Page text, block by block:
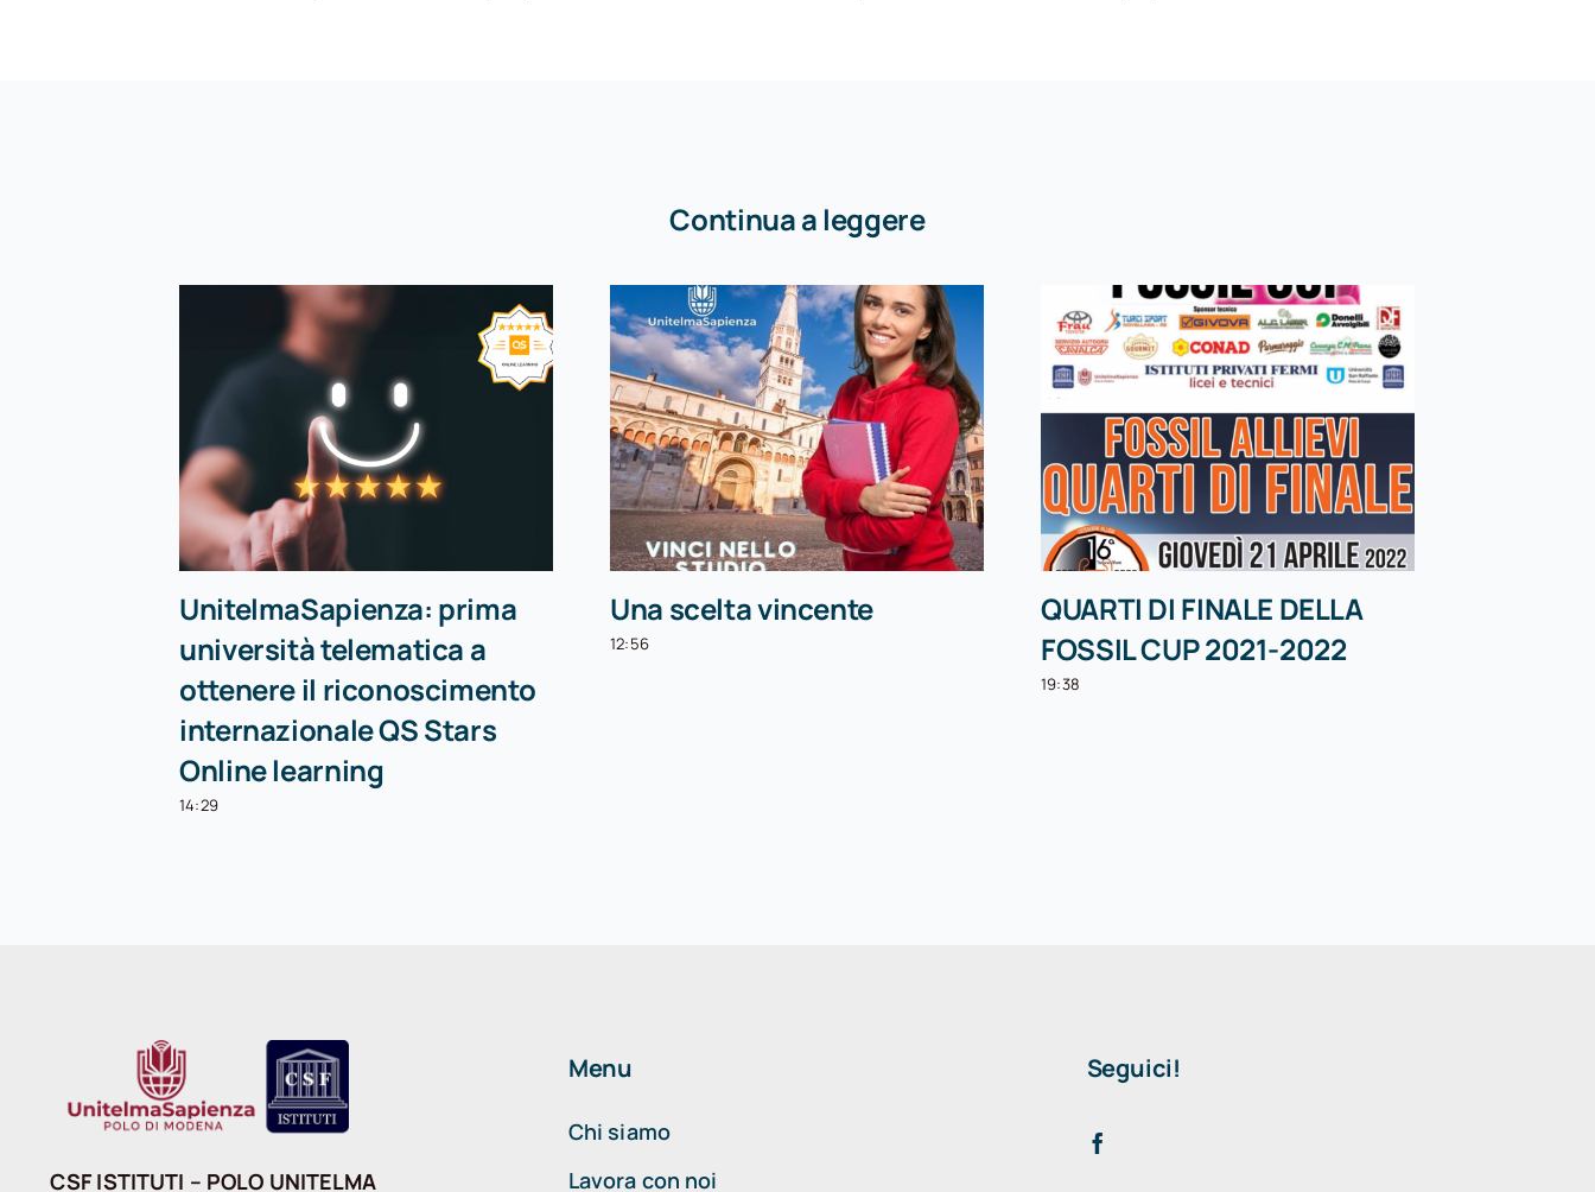
Continua a leggere
UnitelmaSapienza: prima
università telematica a
ottenere il riconoscimento
internazionale QS Stars
Online learning
14:29
Una scelta vincente
12:56
QUARTI DI FINALE DELLA
FOSSIL CUP 2021-2022
19:38
CSF ISTITUTI – POLO UNITELMA
Menu
Chi siamo
Lavora con noi
Seguici!